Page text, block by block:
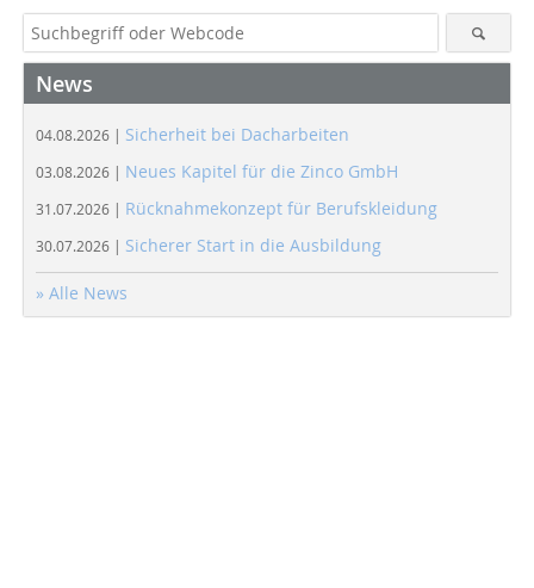
News
04.08.2026 | Sicherheit bei Dacharbeiten
03.08.2026 | Neues Kapitel für die Zinco GmbH
31.07.2026 | Rücknahmekonzept für Berufskleidung
30.07.2026 | Sicherer Start in die Ausbildung
» Alle News